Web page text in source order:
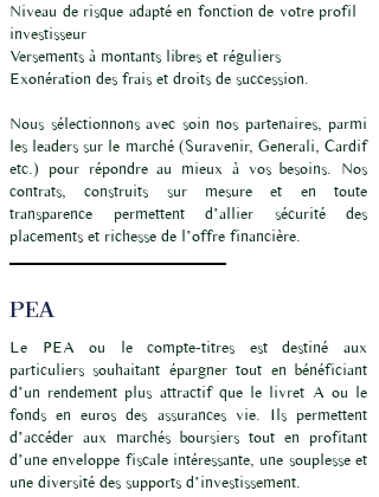
Niveau de risque adapté en fonction de votre profil
investisseur
Versements à montants libres et réguliers
Exonération des frais et droits de succession.
Nous sélectionnons avec soin nos partenaires, parmi
les leaders sur le marché (Suravenir, Generali, Cardif
etc.) pour répondre au mieux à vos besoins. Nos
contrats, construits sur mesure et en toute
transparence permettent d’allier sécurité des
placements et richesse de l’offre financière.
PEA
Le PEA ou le compte-titres est destiné aux
particuliers souhaitant épargner tout en bénéficiant
d’un rendement plus attractif que le livret A ou le
fonds en euros des assurances vie. Ils permettent
d’accéder aux marchés boursiers tout en profitant
d’une enveloppe fiscale intéressante, une souplesse et
une diversité des supports d’investissement.